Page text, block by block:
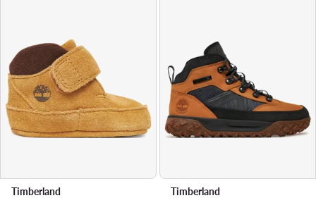
Timberland
Timberland